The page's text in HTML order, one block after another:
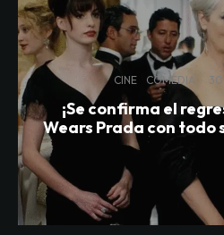
CINE COMEDIA 30
¡Se confirma el
Wears Prada con todo